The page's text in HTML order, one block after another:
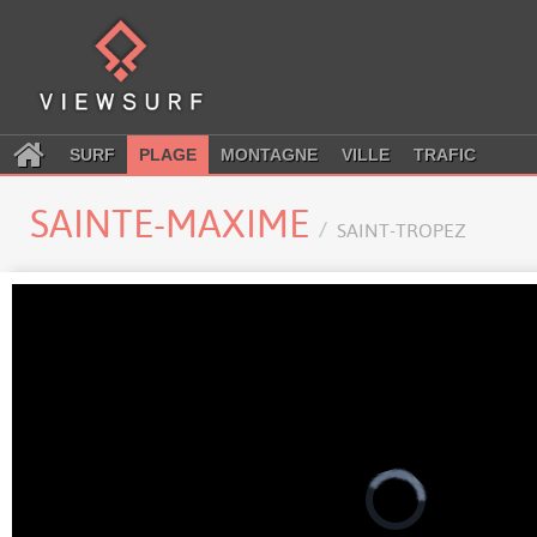
SURF PLAGE MONTAGNE VILLE TRAFIC
SAINTE-MAXIME SAINT-TROPEZ